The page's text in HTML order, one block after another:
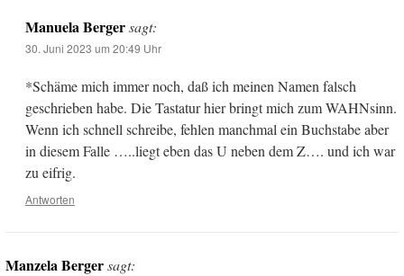
Manuela Berger sagt:
30. Juni 2023 um 20:49 Uhr
*Schäme mich immer noch, daß ich meinen Namen falsch
geschrieben habe. Die Tastatur hier bringt mich zum WAHNsinn.
Wenn ich schnell schreibe, fehlen manchmal ein Buchstabe aber
in diesem Falle …..liegt eben das U neben dem Z…. und ich war
zu eifrig.
Antworten
Manzela Bergersagt: